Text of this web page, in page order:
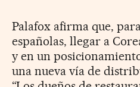
Palafox afirma que,
españolas, llegar a
y en un
una nueva vía de